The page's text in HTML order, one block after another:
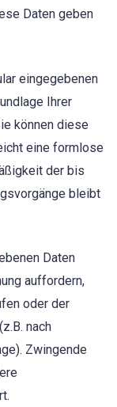
Daten geben
eingegebenen
Ihrer
können diese
eine formlose
der bis
bleibt
Daten
auffordern,
oder der
nach
Zwingende